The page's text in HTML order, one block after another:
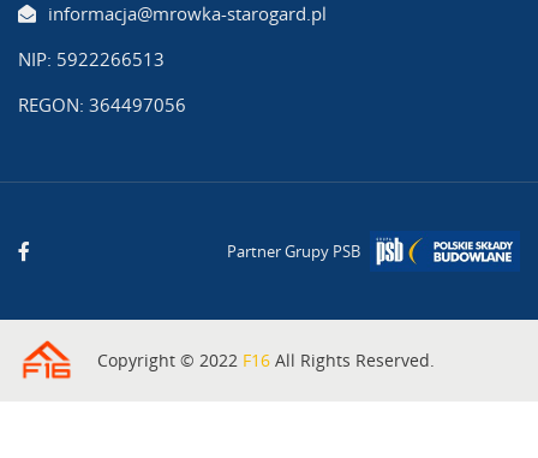
informacja@mrowka-starogard.pl
NIP: 5922266513
REGON: 364497056
Partner Grupy PSB
Copyright © 2022 F16 All Rights Reserved.